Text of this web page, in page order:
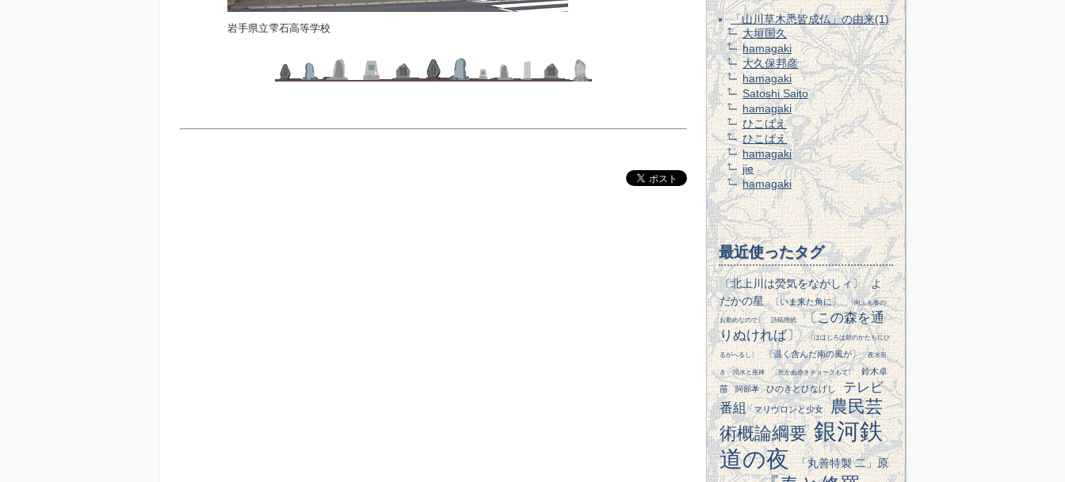
岩手県立雫石高等学校
「山川草木悉皆成仏」の由来(1)
大垣国久
hamagaki
大久保邦彦
hamagaki
Satoshi Saito
hamagaki
ひこばえ
ひこばえ
hamagaki
jie
hamagaki
最近使ったタグ
〔北上川は熒気をながしィ〕 よ
だかの星
〔いま来た角に〕 〔向ふも春の
お勤めなので〕 詩稿用紙
〔この森を通
りぬければ〕
〔ほほじろは鼓のかたちにひ
るがへるし〕 〔温く含んだ南の風が〕 夜水引
き 渇水と座禅 〔乾かぬ赤きチョークもて〕
鈴木卓
苗
阿部孝 ひのきとひなげし
テレビ
番組
マリヴロンと少女
農民芸
術概論綱要 銀河鉄
道の夜
「丸善特製 二」原